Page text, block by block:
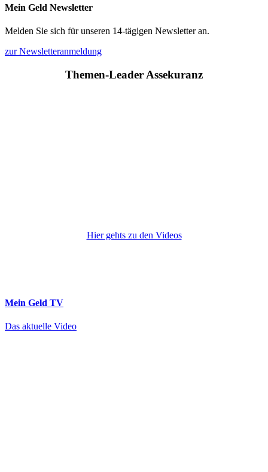
Mein Geld Newsletter
Melden Sie sich für unseren 14-tägigen Newsletter an.
zur Newsletteranmeldung
Themen-Leader Assekuranz
Hier gehts zu den Videos
Mein Geld TV
Das aktuelle Video